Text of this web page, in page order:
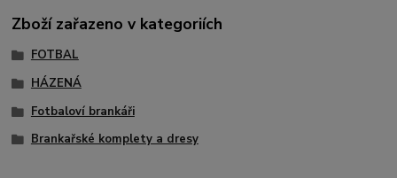
Zboží zařazeno v kategoriích
FOTBAL
HÁZENÁ
Fotbaloví brankáři
Brankařské komplety a dresy